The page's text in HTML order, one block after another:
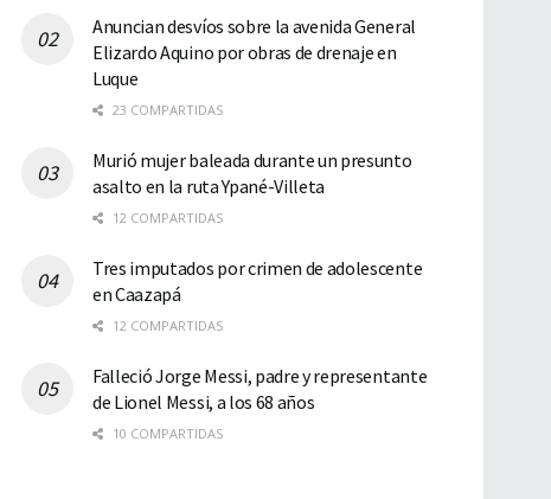
Anuncian desvíos sobre la avenida General
Elizardo Aquino por obras de drenaje en
Luque
23 COMPARTIDAS
Murió mujer baleada durante un presunto
asalto en la ruta Ypané-Villeta
12 COMPARTIDAS
Tres imputados por crimen de adolescente
en Caazapá
12 COMPARTIDAS
Falleció Jorge Messi, padre y representante
de Lionel Messi, a los 68 años
10 COMPARTIDAS